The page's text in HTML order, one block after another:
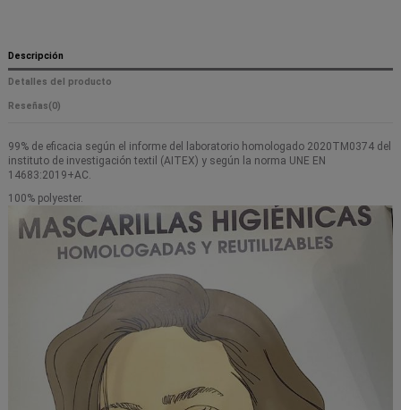
Descripción
Detalles del producto
Reseñas(0)
99% de eficacia según el informe del laboratorio homologado 2020TM0374 del
instituto de investigación textil (AITEX) y según la norma UNE EN
14683:2019+AC.
100% polyester.